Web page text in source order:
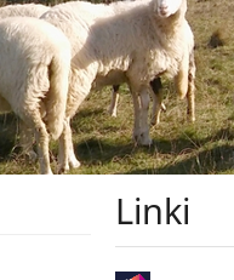
Linki